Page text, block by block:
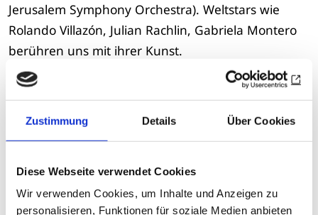
Zustimmung Details Über Cookies
Diese Webseite verwendet Cookies
Wir verwenden Cookies, um Inhalte und Anzeigen zu
personalisieren, Funktionen für soziale Medien anbieten
Jerusalem Symphony Orchestra). Weltstars wie
Rolando Villazón, Julian Rachlin, Gabriela Montero
berühren uns mit ihrer Kunst.
Karten: Tel. +43 2682 650 65
esterhazy.at
Zur Übersicht
Datum